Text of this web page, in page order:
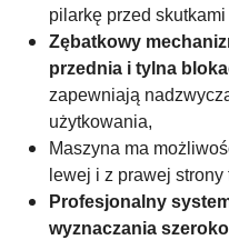
pilarkę przed
Zębatkowy
przednia i tylna
zapewniają
użytkowania,
Maszyna ma
lewej i z prawej strony
Profesjonalny
wyznaczania